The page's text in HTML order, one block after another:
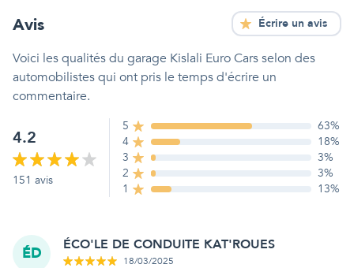
Avis Écrire un avis
Voici les qualitésdu garage Kislali Euro Carsselon des
automobilistes qui ont pris le temps d'écrire un
commentaire.
4.2
151 avis
5 63%
4
18%
3
3%
2
3%
1
13%
ÉD ÉCO'LE DE CONDUITE KAT'ROUES
18/03/2025